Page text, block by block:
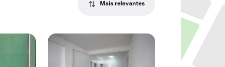
Mais relevantes